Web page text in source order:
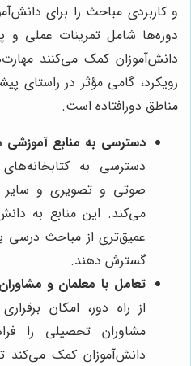
و کاربردی مباحث را برای
دوره‌ها شامل تمرینات عملی و
دانش‌آموزان کمک می‌کنند
رویکرد، گامی مؤثر در راستای
مناطق دورافتاده است.
دسترسی به منابع آموزشی
دسترسی به
صوتی و تصویری و سایر
می‌کند. این منابع به
عمیق‌تری از مباحث درسی
گسترش دهند.
تعامل با معلمان و
از راه دور، امکان
مشاوران تحصیلی را
دانش‌آموزان کمک می‌کند